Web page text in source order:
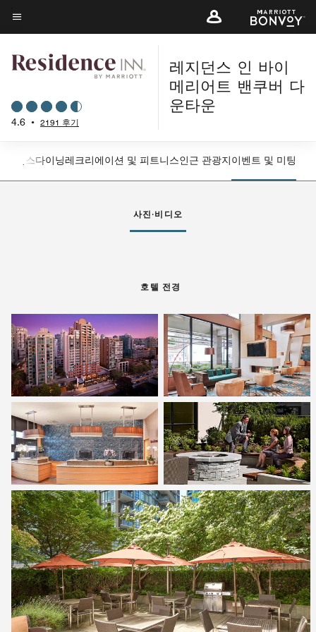
Skip
to
content
메뉴 텍스트
4.6 • 2191 후기
레지던스 인 바이
메리어트 밴쿠버 다
운타운
왼쪽 화살표
서비스다이닝레크리에이션 및 피트니스인근 관광지이벤트 및 미팅
사진·비디오
호텔 전경